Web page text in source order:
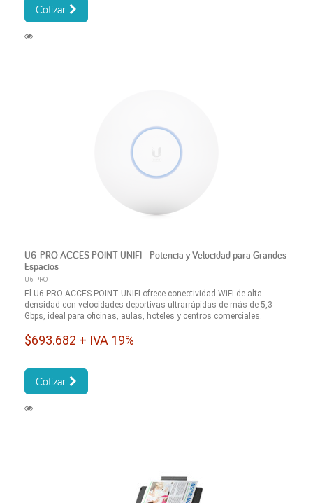
Cotizar
U6-PRO ACCES POINT UNIFI - Potencia y Velocidad para Grandes
Espacios
U6-PRO
El U6-PRO ACCES POINT UNIFI ofrece conectividad WiFi de alta
densidad con velocidades deportivas ultrarrápidas de más de 5,3
Gbps, ideal para oficinas, aulas, hoteles y centros comerciales.
$693.682 + IVA 19%
Cotizar